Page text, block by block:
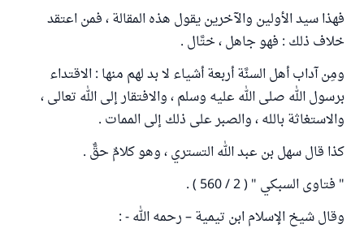
فهذا سيد الأولين والآخرين يقول هذه المقالة ، فمن اعتقد
خلاف ذلك : فهو جاهل ، ختَّال .
ومِن آداب أهل السنَّة أربعة أشياء لا بد لهم منها : الاقتداء
برسول الله صلى الله عليه وسلم ، والافتقار إلى الله تعالى ،
والاستغاثة بالله ، والصبر على ذلك إلى الممات .
كذا قال سهل بن عبد الله التستري ، وهو كلامٌ حقٌّ .
" فتاوى السبكي " ( 2 / 560 ) .
وقال شيخ الإسلام ابن تيمية – رحمه الله - :